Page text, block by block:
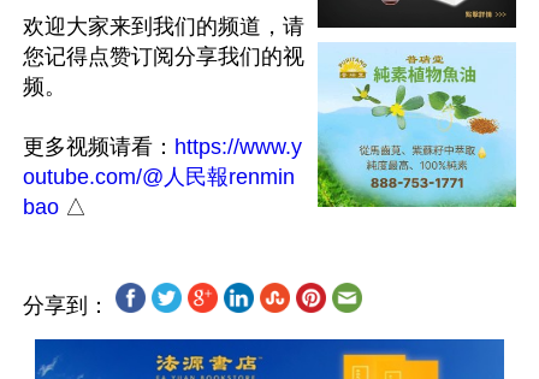
欢迎大家来到我们的频道，请
您记得点赞订阅分享我们的视
频。
更多视频请看： https://www.y
outube.com/@人民報renmin
bao
分享到：